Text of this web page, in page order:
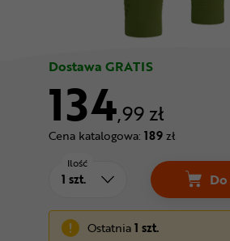
Dostawa GRATIS
134,99 zł
Cena katalogowa: 189zł
Ilość
Ostatnia1 szt.